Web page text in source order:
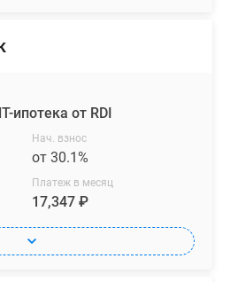
ипотека от RDI
Нач. взнос
от 30.1%
Платеж в месяц
17,347 ₽